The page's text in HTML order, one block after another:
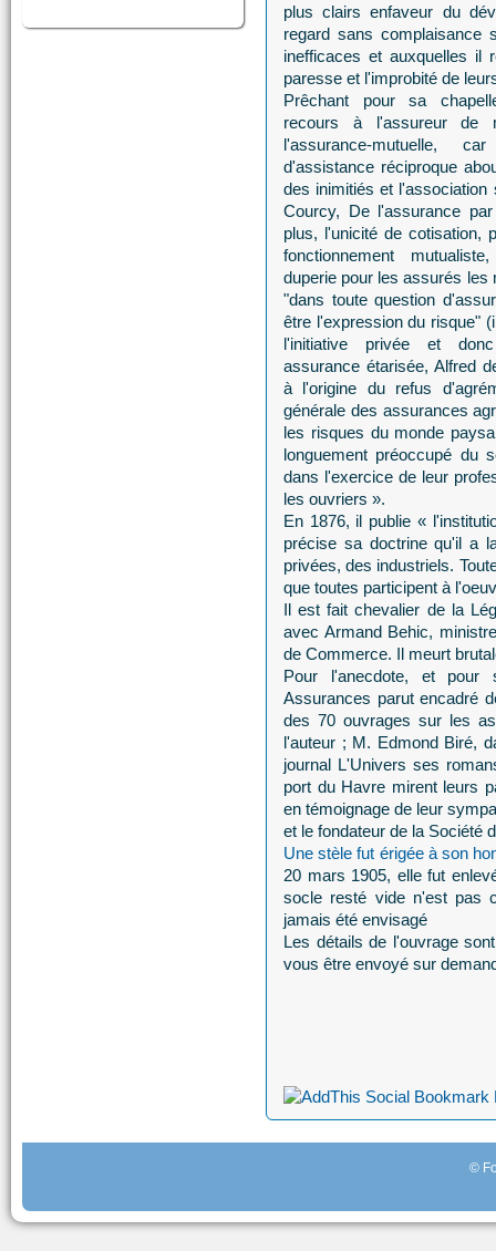
plus clairs enfaveur du
regard sans complaisance
inefficaces et auxquelles il
paresse et l'improbité de
Prêchant pour sa
recours à l'assureur de
l'assurance-mutuelle,
d'assistance réciproque
des inimitiés et l'association
Courcy, De l'assurance
plus, l'unicité de cotisation,
fonctionnement
duperie pour les assurés les
"dans toute question
être l'expression du risque"
l'initiative privée et
assurance étarisée, Alfred
à l'origine du refus
générale des assurances
les risques du monde
longuement préoccupé du
dans l'exercice de leur
les ouvriers ».
En 1876, il publie «
précise sa doctrine qu'il a
privées, des industriels.
que toutes participent à
Il est fait chevalier de la
avec Armand Behic,
de Commerce. Il meurt
Pour l'anecdote, et pour
Assurances parut encadré
des 70 ouvrages sur les
l'auteur ; M. Edmond Biré,
journal L'Univers ses
port du Havre mirent leurs
en témoignage de leur
et le fondateur de la Société
Une stèle fut érigée à son
20 mars 1905, elle fut
socle resté vide n'est pas
jamais été envisagé
Les détails de l'ouvrage
vous être envoyé sur
©